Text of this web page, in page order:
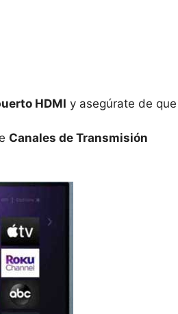
HDMI y asegúrate de que
Canales de Transmisión